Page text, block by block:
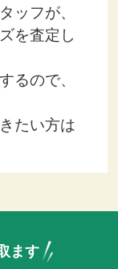
ッフが、
を査定し
るので、
たい方は
ます